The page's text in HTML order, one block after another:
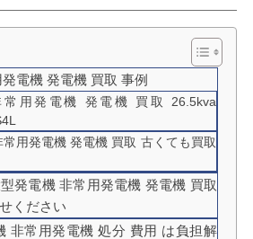
電機 発電機 買取 事例
用発電機 発電機 買取 26.5kva
用発電機 発電機 買取 古くても買取
発電機 非常用発電機 発電機 買取
ください
非常用発電機 処分 費用 は負担解